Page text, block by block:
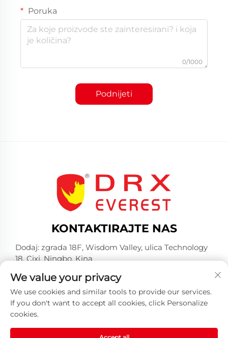
Poruka
0/1000
Podnijeti
KONTAKTIRAJTE NAS
Dodaj: zgrada 18F, Wisdom Valley, ulica Technology
18, Cixi, Ningbo, Kina
-Tel:+86-574-23660321
E-mail:[email protected]
We value your privacy
We use cookies and similar tools to provide our services.
If you don't want to accept all cookies, click Personalize
cookies.